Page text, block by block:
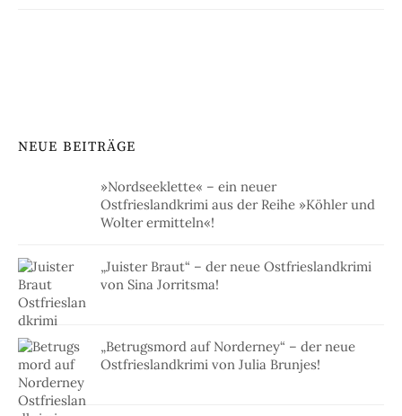
NEUE BEITRÄGE
»Nordseeklette« – ein neuer
Ostfrieslandkrimi aus der Reihe »Köhler und
Wolter ermitteln«!
„Juister Braut“ – der neue Ostfrieslandkrimi
von Sina Jorritsma!
„Betrugsmord auf Norderney“ – der neue
Ostfrieslandkrimi von Julia Brunjes!